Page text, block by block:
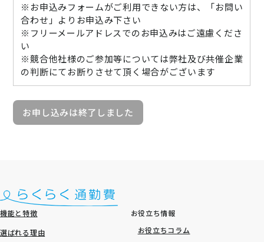
※お申込みフォームがご利用できない方は、「お問い
合わせ」よりお申込み下さい
※フリーメールアドレスでのお申込みはご遠慮くださ
い
※競合他社様のご参加等については弊社及び共催企業
の判断にてお断りさせて頂く場合がございます
お申し込みは終了しました
機能と特徴
選ばれる理由
お役立ち情報
お役立ちコラム